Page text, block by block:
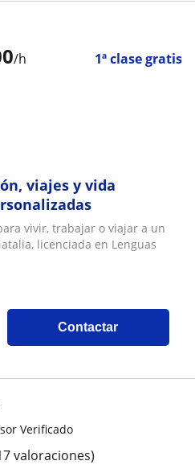
/h 1ª clase gratis
viajes y vida
vivir, trabajar o viajar a un
licenciada en Lenguas
Contactar
Verificado
valoraciones)